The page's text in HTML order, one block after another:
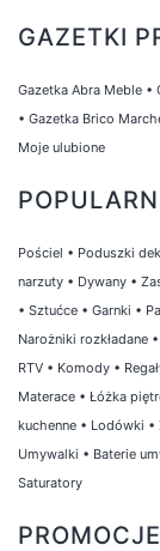
GAZETKI
Gazetka Abra Meble •
• Gazetka Brico
Moje ulubione
Pościel • Poduszki
narzuty • Dywany •
• Sztućce • Garnki •
Narożniki rozkładane •
RTV • Komody •
Materace • Łóżka
kuchenne • Lodówki •
Umywalki • Baterie
Saturatory